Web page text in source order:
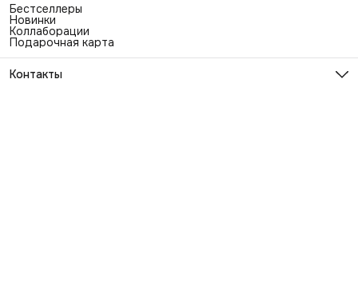
Бестселлеры
Новинки
Коллаборации
Подарочная карта
Контакты